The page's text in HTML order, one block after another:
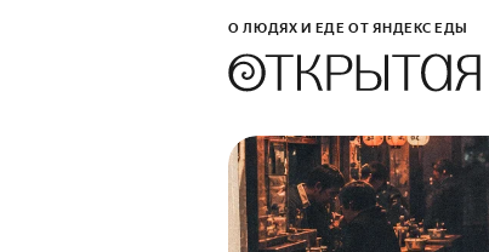
О ЛЮДЯХ И ЕДЕ ОТ ЯНДЕКС ЕДЫ